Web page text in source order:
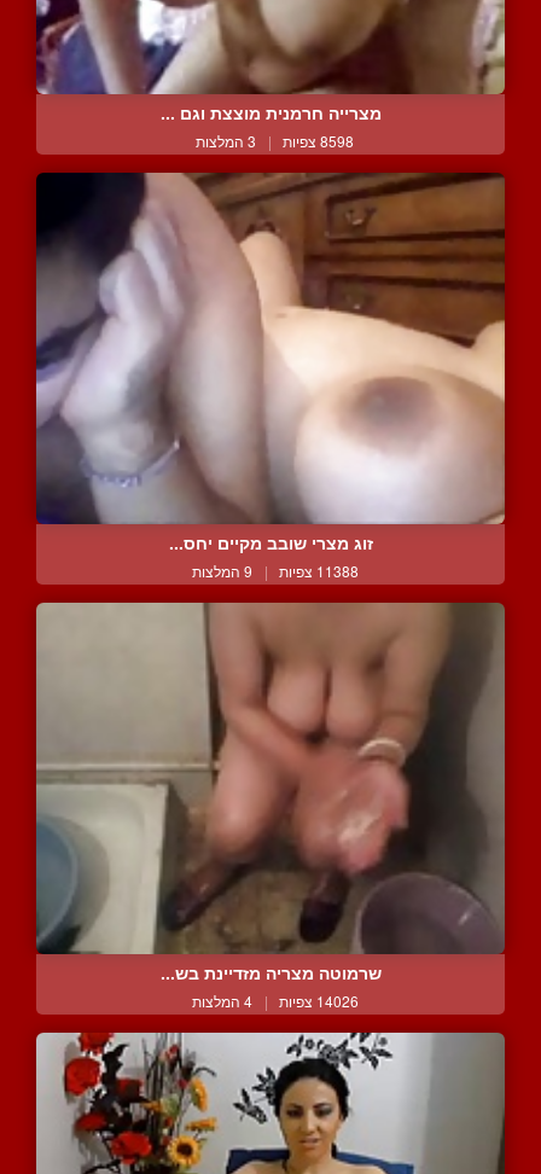
מצרייה חרמנית מוצצת וגם ...
8598 צפיות | 3 המלצות
זוג מצרי שובב מקיים יחס...
11388 צפיות | 9 המלצות
שרמוטה מצריה מזדיינת בש...
14026 צפיות | 4 המלצות